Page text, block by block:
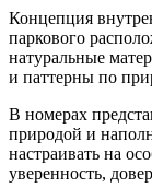
Концепция
паркового
натуральные
и паттерны по
В номерах
природой и
настраивать на
уверенность,